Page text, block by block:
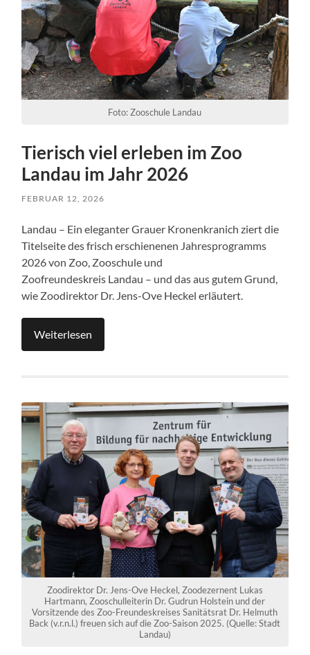
Foto: Zooschule Landau
Tierisch viel erleben im Zoo
Landau im Jahr 2026
FEBRUAR 12, 2026
Landau – Ein eleganter Grauer Kronenkranich ziert die
Titelseite des frisch erschienenen Jahresprogramms
2026 von Zoo, Zooschule und
Zoofreundeskreis Landau – und das aus gutem Grund,
wie Zoodirektor Dr. Jens-Ove Heckel erläutert.
Weiterlesen
Zoodirektor Dr. Jens-Ove Heckel, Zoodezernent Lukas
Hartmann, Zooschulleiterin Dr. Gudrun Holstein und der
Vorsitzende des Zoo-Freundeskreises Sanitätsrat Dr. Helmuth
Back (v.r.n.l.) freuen sich auf die Zoo-Saison 2025. (Quelle: Stadt
Landau)